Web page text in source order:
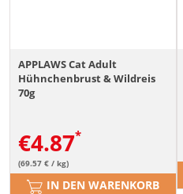
APPLAWS Cat Adult
Hühnchenbrust & Wildreis
70g
€4.87
(69.57 € / kg)
IN DEN WARENKORB